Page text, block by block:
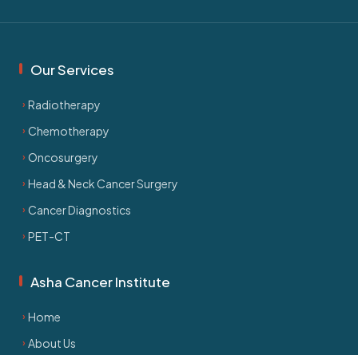
Our Services
Radiotherapy
Chemotherapy
Oncosurgery
Head & Neck Cancer Surgery
Cancer Diagnostics
PET-CT
Asha Cancer Institute
Home
About Us